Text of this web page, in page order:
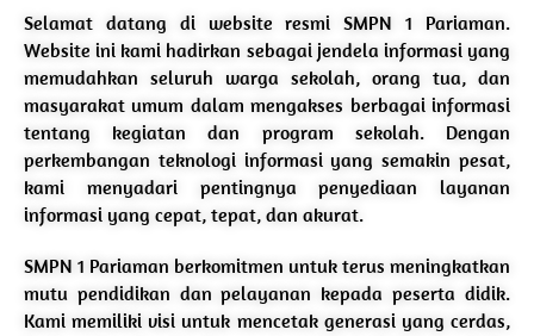
Selamat datang di website resmi SMPN 1 Pariaman.
Website ini kami hadirkan sebagai jendela informasi yang
memudahkan seluruh warga sekolah, orang tua, dan
masyarakat umum dalam mengakses berbagai informasi
tentang kegiatan dan program sekolah. Dengan
perkembangan teknologi informasi yang semakin pesat,
kami menyadari pentingnya penyediaan layanan
informasi yang cepat, tepat, dan akurat.
SMPN 1 Pariaman berkomitmen untuk terus meningkatkan
mutu pendidikan dan pelayanan kepada peserta didik.
Kami memiliki visi untuk mencetak generasi yang cerdas,